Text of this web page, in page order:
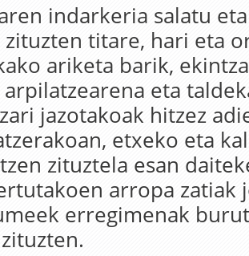
indarkeria salatu
titare, hari eta
ariketa barik,
eta
jazotakoak hitzez
etxeko eta
zituztela esan
arropa zatiak
erregimenak